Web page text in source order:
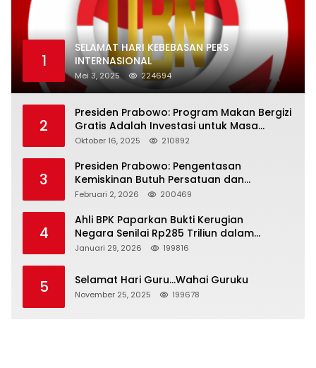
1
SELAMAT HARI KEBEBASAN PERS
INTERNASIONAL
Mei 3, 2025 224694
2
Presiden Prabowo: Program Makan Bergizi
Gratis Adalah Investasi untuk Masa
Depan Bangsa
Oktober 16, 2025 210892
3
Presiden Prabowo: Pengentasan
Kemiskinan Butuh Persatuan dan
Kepemimpinan yang Bertanggung Jawab
Februari 2, 2026 200469
4
Ahli BPK Paparkan Bukti Kerugian
Negara Senilai Rp285 Triliun dalam
Persidangan Korupsi PT Pertamina
Januari 29, 2026 199816
5 Selamat Hari Guru…Wahai Guruku
November 25, 2025 199678